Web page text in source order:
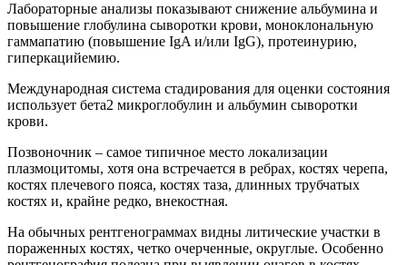
Лабораторные анализы показывают снижение альбумина и
повышение глобулина сыворотки крови, моноклональную
гаммапатию (повышение IgA и/или IgG), протеинурию,
гиперкацийемию.
Международная система стадирования для оценки состояния
использует бета2 микроглобулин и альбумин сыворотки
крови.
Позвоночник – самое типичное место локализации
плазмоцитомы, хотя она встречается в ребрах, костях черепа,
костях плечевого пояса, костях таза, длинных трубчатых
костях и, крайне редко, внекостная.
На обычных рентгенограммах видны литические участки в
пораженных костях, четко очерченные, округлые. Особенно